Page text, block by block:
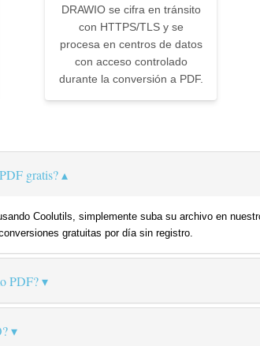
DRAWIO se cifra en tránsito
con HTTPS/TLS y se
procesa en centros de datos
con acceso controlado
durante la conversión a PDF.
gratis?
Coolutils, simplemente suba su archivo en
gratuitas por día sin registro.
PDF?